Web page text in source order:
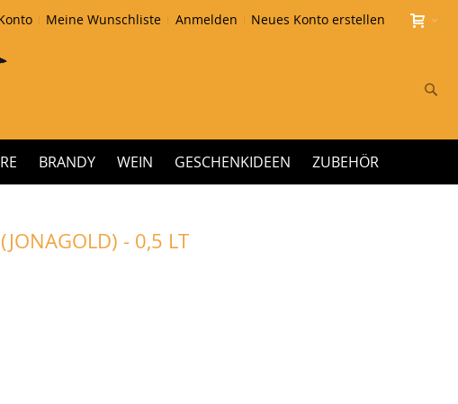
Meine Wunschliste Anmelden Neues Konto erstellen
BRANDY WEIN GESCHENKIDEEN ZUBEHÖR
- 0,5 LT